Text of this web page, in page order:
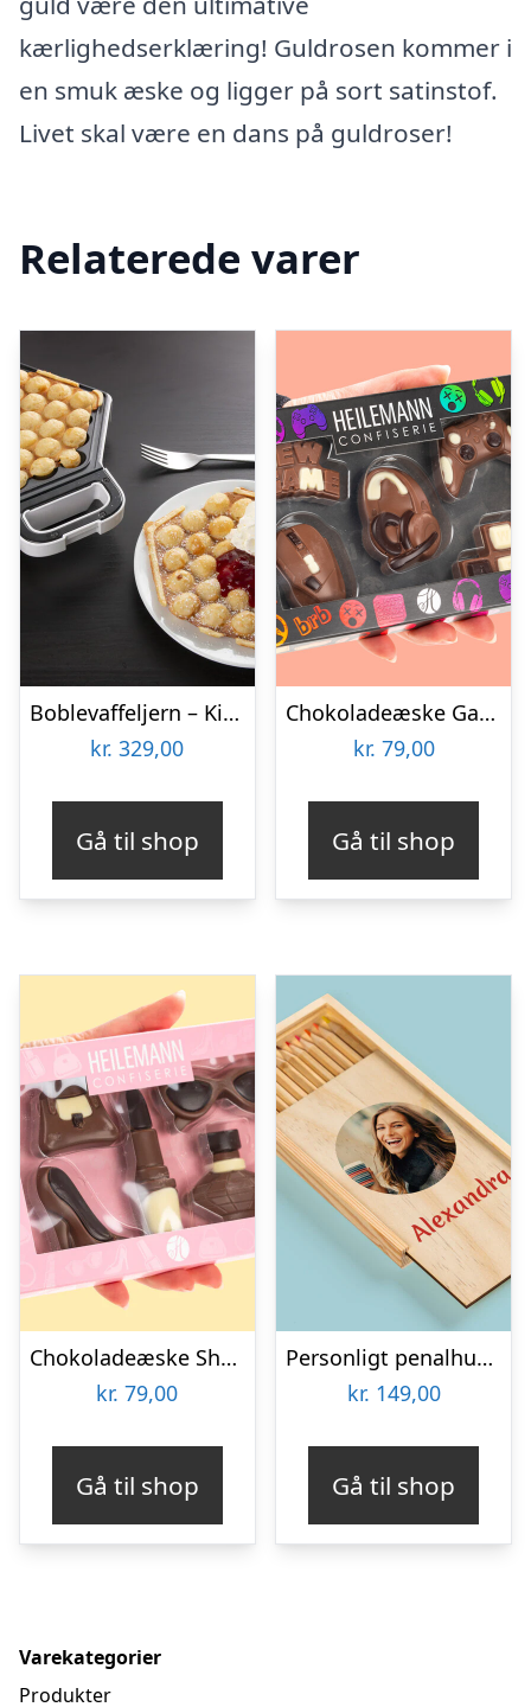
kærlighedserklæring! Guldrosen kommer i
en smuk æske og ligger på sort satinstof.
Livet skal være en dans på guldroser!
Relaterede varer
Boblevaffeljern – KitchPro
kr. 329,00
Gå til shop
Chokoladeæske Gaming
kr. 79,00
Gå til shop
Chokoladeæske Shopping
kr. 79,00
Gå til shop
Personligt penalhus med foto & tekst
kr. 149,00
Gå til shop
Varekategorier
Produkter